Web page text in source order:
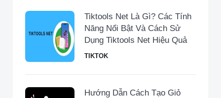
Tiktools Net Là Gì? Các Tính
Năng Nổi Bật Và Cách Sử
Dụng Tiktools Net Hiệu Quả
TIKTOK
Hướng Dẫn Cách Tạo Giỏ